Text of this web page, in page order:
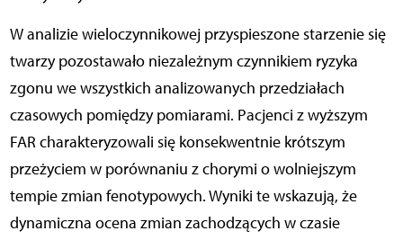
W analizie wieloczynnikowej przyspieszone starzenie się
twarzy pozostawało niezależnym czynnikiem ryzyka
zgonu we wszystkich analizowanych przedziałach
czasowych pomiędzy pomiarami. Pacjenci z wyższym
FAR charakteryzowali się konsekwentnie krótszym
przeżyciem w porównaniu z chorymi o wolniejszym
tempie zmian fenotypowych. Wyniki te wskazują, że
dynamiczna ocena zmian zachodzących w czasie